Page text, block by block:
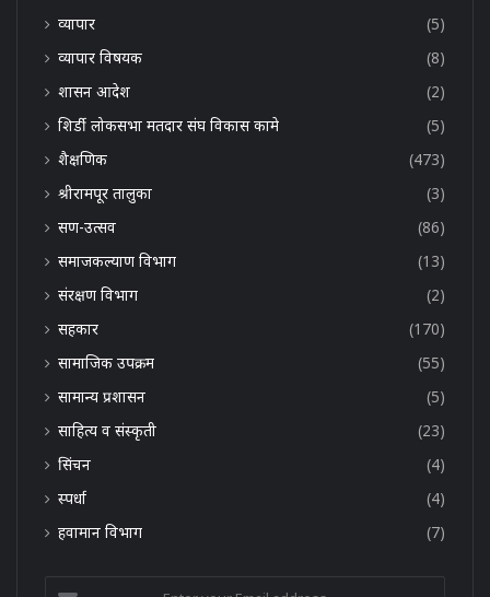
व्यापार
(5)
व्यापार विषयक
(8)
शासन आदेश
(2)
शिर्डी लोकसभा मतदार संघ विकास कामे
(5)
शैक्षणिक
(473)
श्रीरामपूर तालुका
(3)
सण-उत्सव
(86)
समाजकल्याण विभाग
(13)
संरक्षण विभाग
(2)
सहकार
(170)
सामाजिक उपक्रम
(55)
सामान्य प्रशासन
(5)
साहित्य व संस्कृती
(23)
सिंचन
(4)
स्पर्धा
(4)
हवामान विभाग
(7)